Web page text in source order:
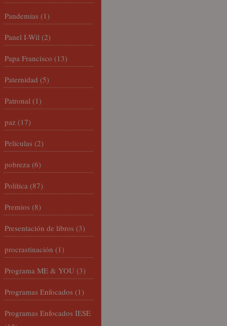
Pandemias (1)
Panel I-Wil (2)
Papa Francisco (13)
Paternidad (5)
Patronal (1)
paz (17)
Películas (2)
pobreza (6)
Política (87)
Premios (8)
Presentación de libros (3)
procrastinación (1)
Programa ME & YOU (3)
Programas Enfocados (1)
Programas Enfocados IESE